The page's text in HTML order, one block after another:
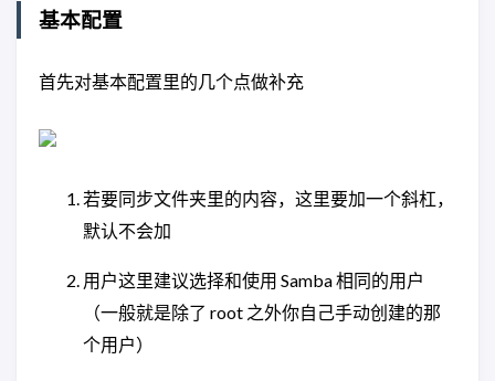
基本配置
首先对基本配置里的几个点做补充
若要同步文件夹里的内容，这里要加一个斜杠，
默认不会加
用户这里建议选择和使用 Samba 相同的用户
（一般就是除了 root 之外你自己手动创建的那
个用户）